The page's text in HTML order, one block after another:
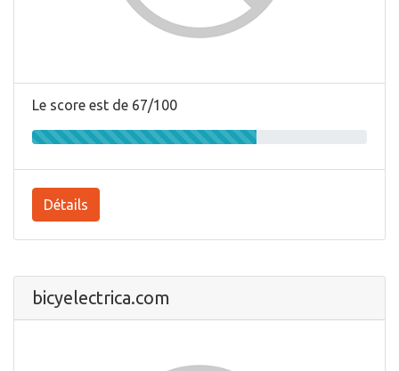
Le score est de 67/100
Détails
bicyelectrica.com